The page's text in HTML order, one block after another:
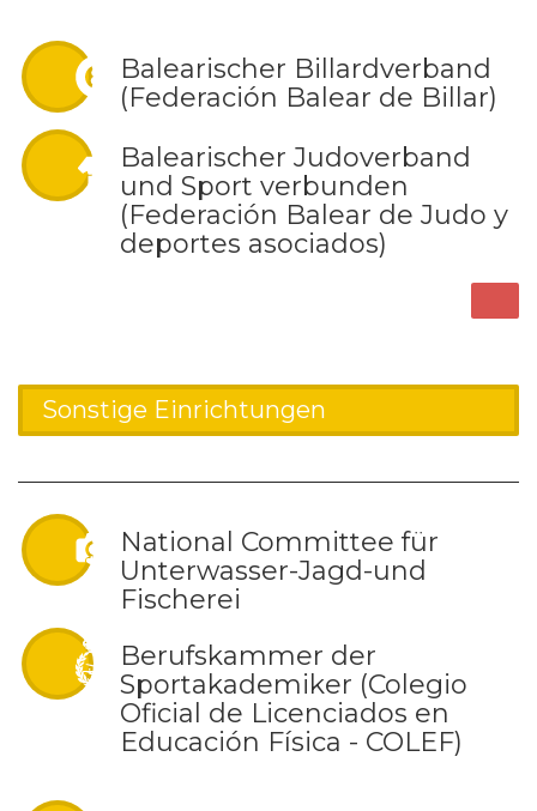
Balearischer Billardverband
(Federación Balear de Billar)
Balearischer Judoverband
und Sport verbunden
(Federación Balear de Judo y
deportes asociados)
Sonstige Einrichtungen
National Committee für
Unterwasser-Jagd-und
Fischerei
Berufskammer der
Sportakademiker (Colegio
Oficial de Licenciados en
Educación Física - COLEF)